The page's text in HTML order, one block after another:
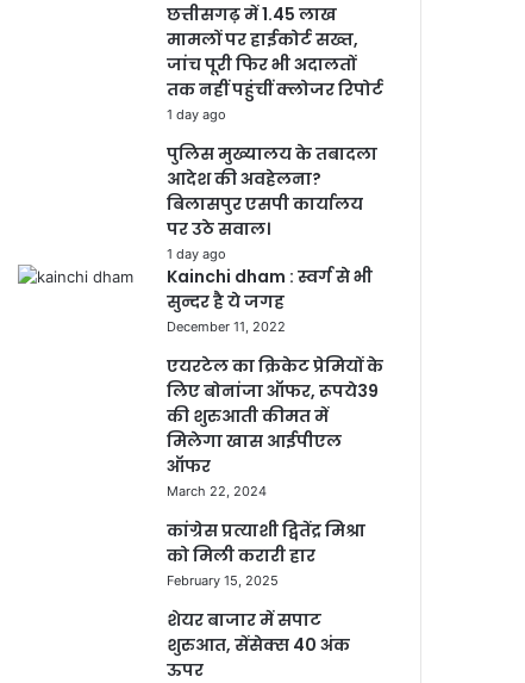
छत्तीसगढ़ में 1.45 लाख
मामलों पर हाईकोर्ट सख्त,
जांच पूरी फिर भी अदालतों
तक नहीं पहुंचीं क्लोजर रिपोर्ट
1 day ago
पुलिस मुख्यालय के तबादला
आदेश की अवहेलना?
बिलासपुर एसपी कार्यालय
पर उठे सवाल।
1 day ago
Kainchi dham : स्वर्ग से भी
सुन्दर है ये जगह
December 11, 2022
एयरटेल का क्रिकेट प्रेमियों के
लिए बोनांजा ऑफर, रूपये39
की शुरुआती कीमत में
मिलेगा खास आईपीएल
ऑफर
March 22, 2024
कांग्रेस प्रत्याशी द्वितेंद्र मिश्रा
को मिली करारी हार
February 15, 2025
शेयर बाजार में सपाट
शुरुआत, सेंसेक्स 40 अंक
ऊपर